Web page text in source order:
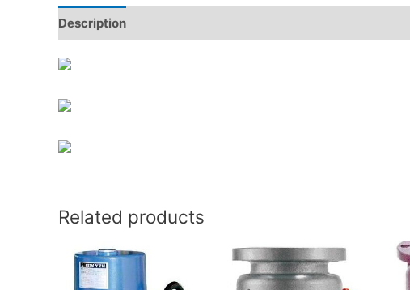
Description
Related products